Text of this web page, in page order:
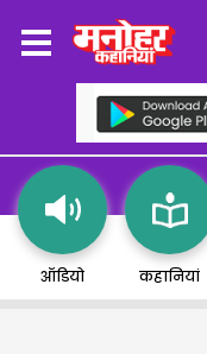
ऑडियो कहानियां